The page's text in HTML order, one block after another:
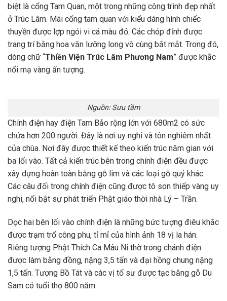
biệt là cổng Tam Quan, một trong những công trình đẹp nhất
ở Trúc Lâm. Mái cổng tam quan với kiểu dáng hình chiếc
thuyền được lợp ngói vi cá màu đỏ. Các chóp đỉnh được
trang trí bằng hoa văn lưỡng long vô cùng bắt mắt. Trong đó,
dòng chữ “Thiền Viện Trúc Lâm Phương Nam” được khắc
nổi mạ vàng ấn tượng.
Nguồn: Sưu tầm
Chính điện hay điện Tam Bảo rộng lớn với 680m2 có sức
chứa hơn 200 người. Đây là nơi uy nghi và tôn nghiêm nhất
của chùa. Nơi đây được thiết kế theo kiến trúc năm gian với
ba lối vào. Tất cả kiến trúc bên trong chính điện đều được
xây dựng hoàn toàn bằng gỗ lim và các loại gỗ quý khác.
Các câu đối trong chính điện cũng được tô son thiếp vàng uy
nghi, nổi bật sự phát triển Phật giáo thời nhà Lý – Trần.
Dọc hai bên lối vào chính điện là những bức tượng điêu khắc
được trạm trổ công phu, tỉ mỉ của hình ảnh 18 vị la hán.
Riêng tượng Phật Thích Ca Mâu Ni thờ trong chánh điện
được làm bằng đồng, nặng 3,5 tấn và đại hồng chung nặng
1,5 tấn. Tượng Bồ Tát và các vị tổ sư được tạc bằng gỗ Du
Sam có tuổi thọ 800 năm.